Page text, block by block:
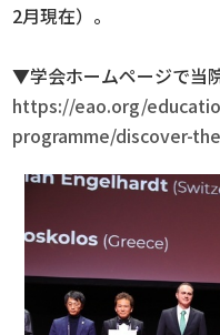
2月現在）。
▼学会ホームページで当
https://eao.org/
programme/discover-